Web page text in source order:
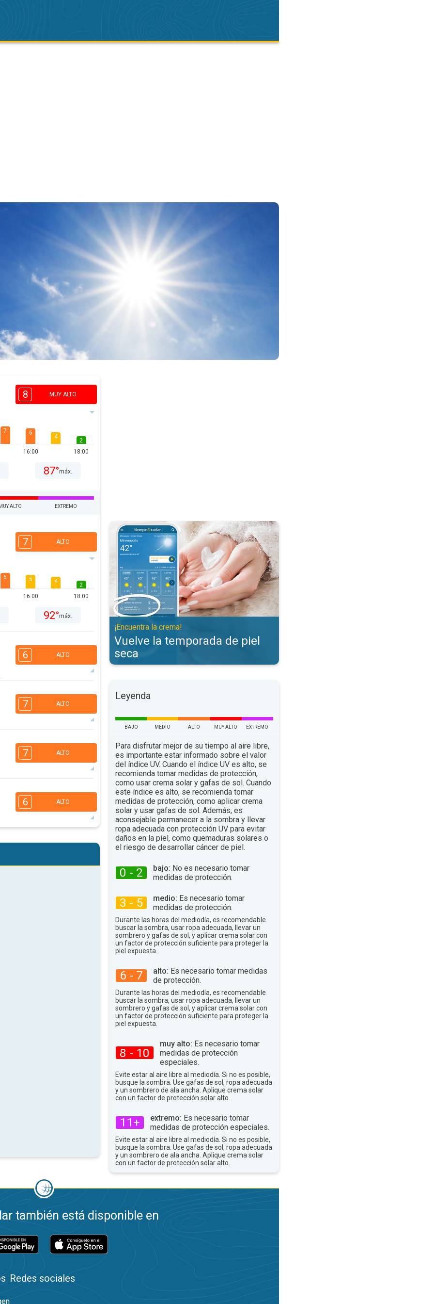
8 MUY ALTO
7 6
16:00
4
2
18:00
87°máx.
MUY ALTO EXTREMO
7 ALTO
6 5
16:00
4
2
18:00
92°máx.
6 ALTO
16:00
3
2
86°
7 ALTO
16:00
4
89°máx.
7 ALTO
16:00
4
99°máx.
6 ALTO
3
2
Vuelve la temporada de piel seca. ¡Encuentra la crema!. . .
¡Encuentra la crema!
Vuelve la temporada de piel
seca
Leyenda
BAJO MEDIO ALTO MUY ALTO EXTREMO
Para disfrutar mejor de su tiempo al aire libre,
es importante estar informado sobre el valor
del índice UV. Cuando el índice UV es alto, se
recomienda tomar medidas de protección,
como usar crema solar y gafas de sol. Cuando
este índice es alto, se recomienda tomar
medidas de protección, como aplicar crema
solar y usar gafas de sol. Además, es
aconsejable permanecer a la sombra y llevar
ropa adecuada con protección UV para evitar
daños en la piel, como quemaduras solares o
el riesgo de desarrollar cáncer de piel.
0 - 2 bajo: No es necesario tomar
medidas de protección.
3 - 5 medio: Es necesario tomar
medidas de protección.
Durante las horas del mediodía, es recomendable
buscar la sombra, usar ropa adecuada, llevar un
sombrero y gafas de sol, y aplicar crema solar con
un factor de protección suficiente para proteger la
piel expuesta.
6 - 7 alto: Es necesario tomar medidas
de protección.
Durante las horas del mediodía, es recomendable
buscar la sombra, usar ropa adecuada, llevar un
sombrero y gafas de sol, y aplicar crema solar con
un factor de protección suficiente para proteger la
piel expuesta.
8 - 10
muy alto: Es necesario tomar
medidas de protección
especiales.
Evite estar al aire libre al mediodía. Si no es posible,
busque la sombra. Use gafas de sol, ropa adecuada
y un sombrero de ala ancha. Aplique crema solar
con un factor de protección solar alto.
11+ extremo: Es necesario tomar
medidas de protección especiales.
Evite estar al aire libre al mediodía. Si no es posible,
busque la sombra. Use gafas de sol, ropa adecuada
y un sombrero de ala ancha. Aplique crema solar
con un factor de protección solar alto.
también está disponible en
Redes sociales